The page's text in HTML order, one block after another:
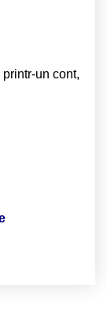
un cont,